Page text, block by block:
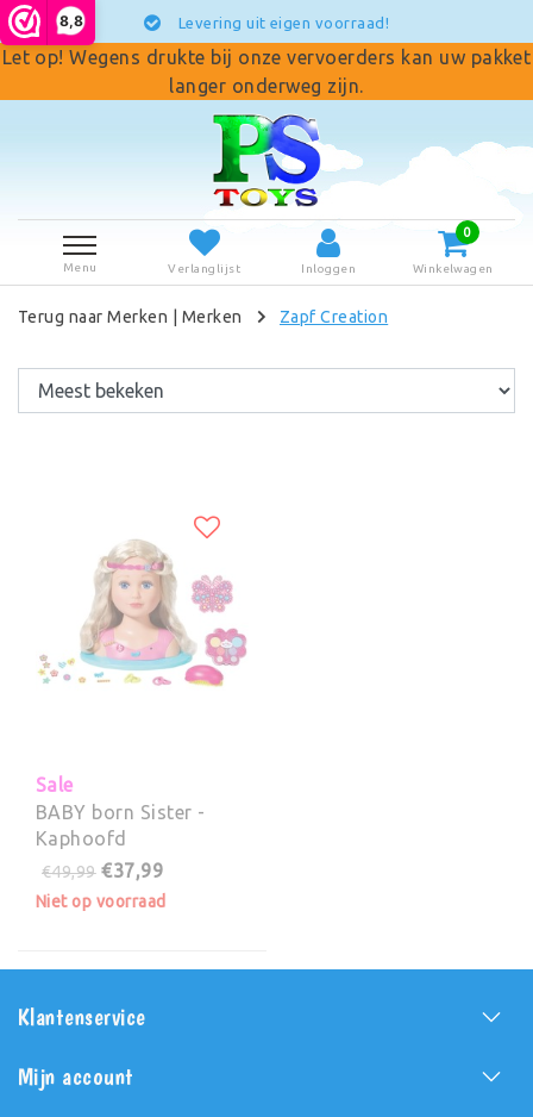
8,8 Levering uit eigen voorraad!
Let op! Wegens drukte bij onze vervoerders kan uw pakket
langer onderweg zijn.
Menu Verlanglijst Inloggen
0
Winkelwagen
Terug naar Merken | Merken Zapf Creation
Sale
BABY born Sister -
Kaphoofd
€49,99 €37,99
Niet op voorraad
Klantenservice
Mijn account